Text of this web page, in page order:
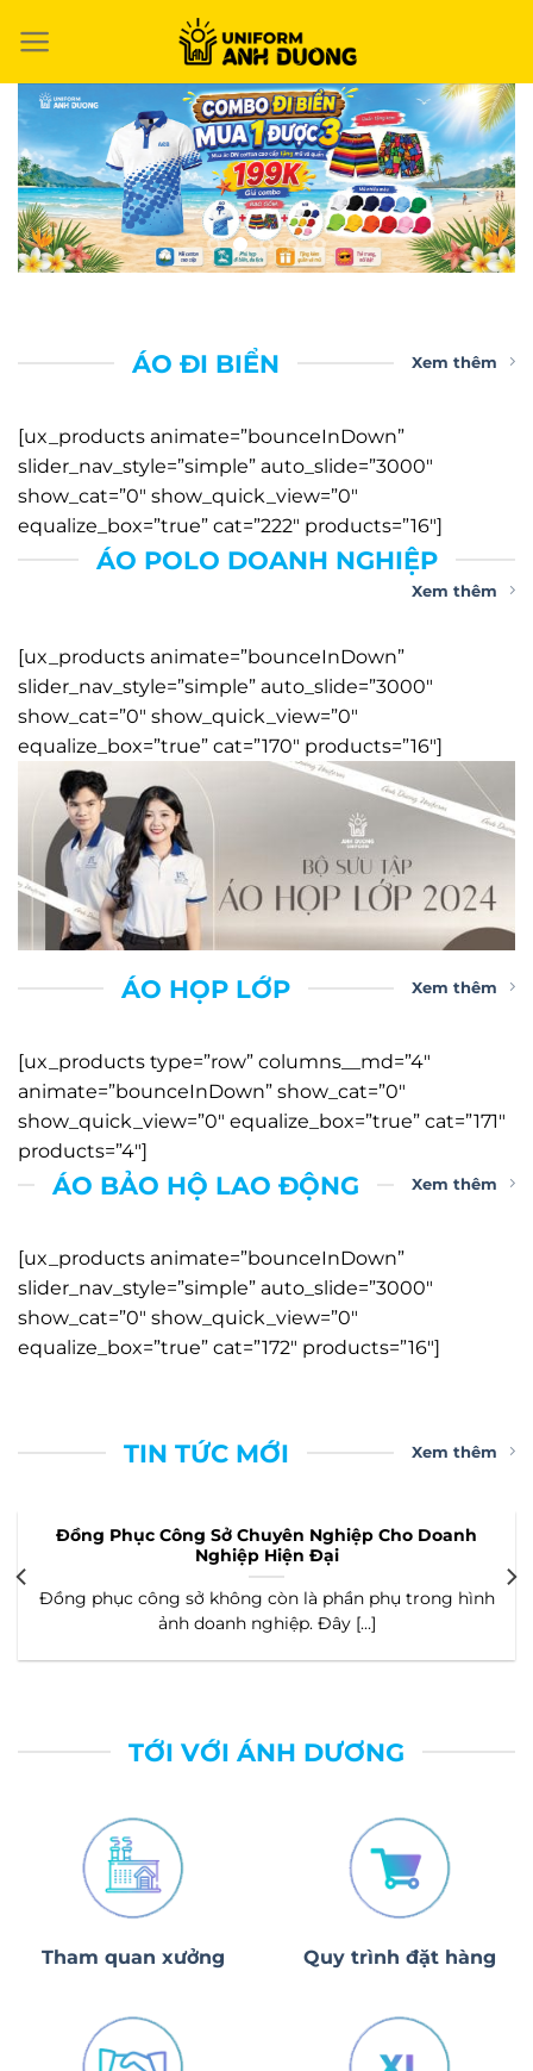
đến
dung
ÁO ĐI BIỂN Xem thêm
[ux_products animate=”bounceInDown”
slider_nav_style=”simple” auto_slide=”3000″
show_cat=”0″ show_quick_view=”0″
equalize_box=”true” cat=”222″ products=”16″]
ÁO POLO DOANH NGHIỆP
Xem thêm
[ux_products animate=”bounceInDown”
slider_nav_style=”simple” auto_slide=”3000″
show_cat=”0″ show_quick_view=”0″
equalize_box=”true” cat=”170″ products=”16″]
ÁO HỌP LỚP Xem thêm
[ux_products type=”row” columns__md=”4″
animate=”bounceInDown” show_cat=”0″
show_quick_view=”0″ equalize_box=”true” cat=”171″
products=”4″]
ÁO BẢO HỘ LAO ĐỘNG Xem thêm
[ux_products animate=”bounceInDown”
slider_nav_style=”simple” auto_slide=”3000″
show_cat=”0″ show_quick_view=”0″
equalize_box=”true” cat=”172″ products=”16″]
TIN TỨC MỚI Xem thêm
Chất Vải May Đồng Phục Mùa Hè Phù Hợp Cho
Nghiệp?
Chất vải may đồng phục hè là yếu tố quyết định rất
đến cảm [...]
TỚI VỚI ÁNH DƯƠNG
Tham quan xưởng Quy trình đặt hàng